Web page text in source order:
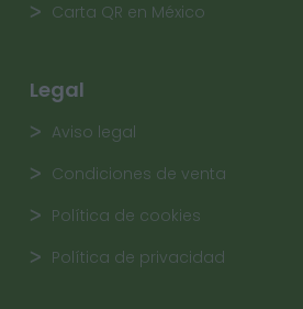
Carta QR en México
Legal
Aviso legal
Condiciones de venta
Política de cookies
Política de privacidad